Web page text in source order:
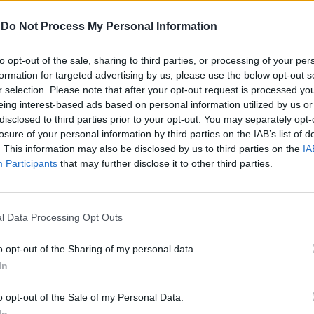
Do Not Process My Personal Information
opt-out of the sale, sharing to third parties, or processing of your
for targeted advertising by us, please use the below opt-out
selection. Please note that after your opt-out request is processed
interest-based ads based on personal information utilized by us
to third parties prior to your opt-out. You may separately
of your personal information by third parties on the IAB’s list of
This information may also be disclosed by us to third parties on the
Participants that may further disclose it to other third parties.
Data Processing Opt Outs
opt-out of the Sharing of my personal data.
opt-out of the Sale of my Personal Data.
di Studi Classici. Ugo Cardinale,
l'idea e con altri docenti avvia il
un sito web, inteso come
e inizio della collaborazione tra scuola
università per l'aggiornamento a distanza:
ci siamo incontrati per fare il punto
studi, delle ricerche,
da seguire, da parte delle differenti
siamo trovati tutti d'accordo, sia
scientisti, sul fatto che la classicità è un
avere una visione globale e non
che non esiste una separazione netta
e scientifica». «I docenti di ambo
il metodo scientifico è sfaccettato,
Rudy Giuliani a Come States?
Trump, Meloni e la strategia
americana